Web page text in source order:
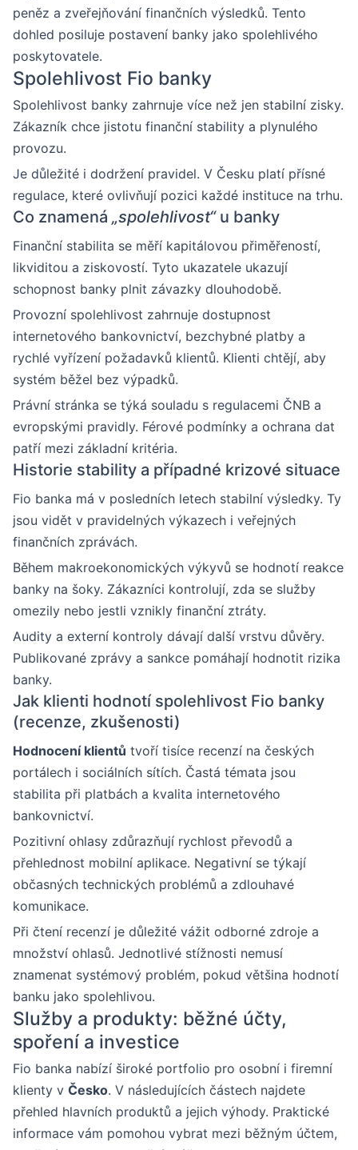
peněz a zveřejňování finančních výsledků. Tento
dohled posiluje postavení banky jako spolehlivého
poskytovatele.
Spolehlivost Fio banky
Spolehlivost banky zahrnuje více než jen stabilní zisky.
Zákazník chce jistotu finanční stability a plynulého
provozu.
Je důležité i dodržení pravidel. V Česku platí přísné
regulace, které ovlivňují pozici každé instituce na trhu.
Co znamená „spolehlivost“u banky
Finanční stabilita se měří kapitálovou přiměřeností,
likviditou a ziskovostí. Tyto ukazatele ukazují
schopnost banky plnit závazky dlouhodobě.
Provozní spolehlivost zahrnuje dostupnost
internetového bankovnictví, bezchybné platby a
rychlé vyřízení požadavků klientů. Klienti chtějí, aby
systém běžel bez výpadků.
Právní stránka se týká souladu s regulacemi ČNB a
evropskými pravidly. Férové podmínky a ochrana dat
patří mezi základní kritéria.
Historie stability a případné krizové situace
Fio banka má v posledních letech stabilní výsledky. Ty
jsou vidět v pravidelných výkazech i veřejných
finančních zprávách.
Během makroekonomických výkyvů se hodnotí reakce
banky na šoky. Zákazníci kontrolují, zda se služby
omezily nebo jestli vznikly finanční ztráty.
Audity a externí kontroly dávají další vrstvu důvěry.
Publikované zprávy a sankce pomáhají hodnotit rizika
banky.
Jak klienti hodnotí spolehlivost Fio banky
(recenze, zkušenosti)
Hodnocení klientů tvoří tisíce recenzí na českých
portálech i sociálních sítích. Častá témata jsou
stabilita při platbách a kvalita internetového
bankovnictví.
Pozitivní ohlasy zdůrazňují rychlost převodů a
přehlednost mobilní aplikace. Negativní se týkají
občasných technických problémů a zdlouhavé
komunikace.
Při čtení recenzí je důležité vážit odborné zdroje a
množství ohlasů. Jednotlivé stížnosti nemusí
znamenat systémový problém, pokud většina hodnotí
banku jako spolehlivou.
Služby a produkty: běžné účty,
spoření a investice
Fio banka nabízí široké portfolio pro osobní i firemní
klienty v Česko. V následujících částech najdete
přehled hlavních produktů a jejich výhody. Praktické
informace vám pomohou vybrat mezi běžným účtem,